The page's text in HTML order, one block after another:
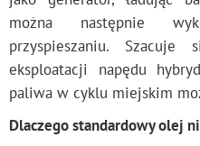
można następnie
przyspieszaniu.
eksploatacji napędu
paliwa w cyklu miejskim
Dlaczego standardowy olej